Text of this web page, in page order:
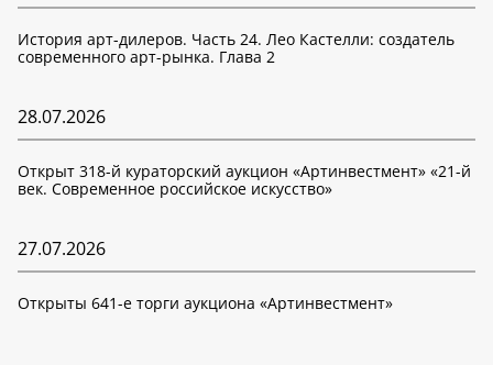
История арт-дилеров. Часть 24. Лео Кастелли: создатель
современного арт-рынка. Глава 2
28.07.2026
Открыт 318-й кураторский аукцион «Артинвестмент» «21-й
век. Современное российское искусство»
27.07.2026
Открыты 641-е торги аукциона «Артинвестмент»